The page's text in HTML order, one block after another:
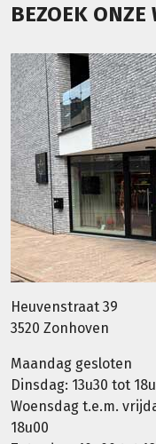
BEZOEK ONZE
Heuvenstraat 39
3520 Zonhoven
Maandag gesloten
Dinsdag: 13u30 tot
Woensdag t.e.m.
18u00